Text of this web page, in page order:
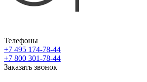
Телефоны
+7 495 174-78-44
+7 800 301-78-44
Заказать звонок